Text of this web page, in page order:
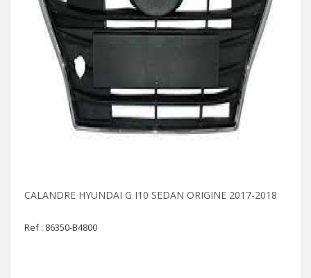
CALANDRE HYUNDAI G I10 SEDAN ORIGINE 2017-2018
Ref : 86350-B4800